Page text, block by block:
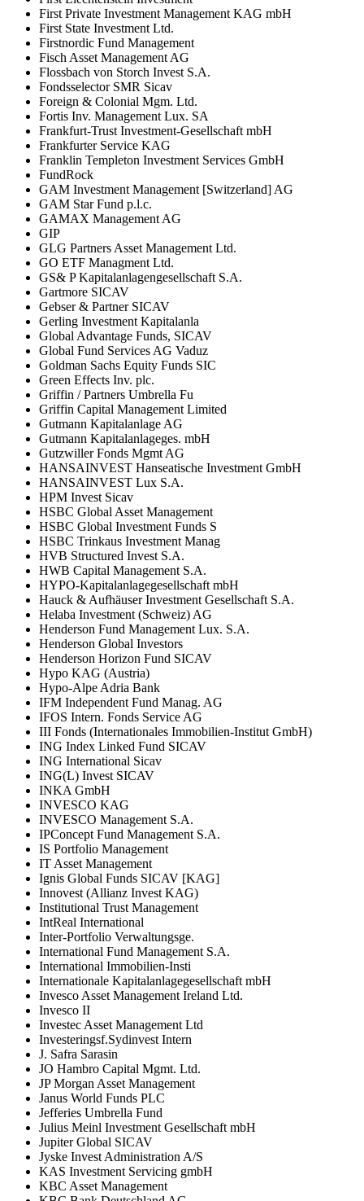
First Private Investment Management KAG mbH
First State Investment Ltd.
Firstnordic Fund Management
Fisch Asset Management AG
Flossbach von Storch Invest S.A.
Fondsselector SMR Sicav
Foreign & Colonial Mgm. Ltd.
Fortis Inv. Management Lux. SA
Frankfurt-Trust Investment-Gesellschaft mbH
Frankfurter Service KAG
Franklin Templeton Investment Services GmbH
FundRock
GAM Investment Management [Switzerland] AG
GAM Star Fund p.l.c.
GAMAX Management AG
GIP
GLG Partners Asset Management Ltd.
GO ETF Managment Ltd.
GS& P Kapitalanlagengesellschaft S.A.
Gartmore SICAV
Gebser & Partner SICAV
Gerling Investment Kapitalanla
Global Advantage Funds, SICAV
Global Fund Services AG Vaduz
Goldman Sachs Equity Funds SIC
Green Effects Inv. plc.
Griffin / Partners Umbrella Fu
Griffin Capital Management Limited
Gutmann Kapitalanlage AG
Gutmann Kapitalanlageges. mbH
Gutzwiller Fonds Mgmt AG
HANSAINVEST Hanseatische Investment GmbH
HANSAINVEST Lux S.A.
HPM Invest Sicav
HSBC Global Asset Management
HSBC Global Investment Funds S
HSBC Trinkaus Investment Manag
HVB Structured Invest S.A.
HWB Capital Management S.A.
HYPO-Kapitalanlagegesellschaft mbH
Hauck & Aufhäuser Investment Gesellschaft S.A.
Helaba Investment (Schweiz) AG
Henderson Fund Management Lux. S.A.
Henderson Global Investors
Henderson Horizon Fund SICAV
Hypo KAG (Austria)
Hypo-Alpe Adria Bank
IFM Independent Fund Manag. AG
IFOS Intern. Fonds Service AG
III Fonds (Internationales Immobilien-Institut GmbH)
ING Index Linked Fund SICAV
ING International Sicav
ING(L) Invest SICAV
INKA GmbH
INVESCO KAG
INVESCO Management S.A.
IPConcept Fund Management S.A.
IS Portfolio Management
IT Asset Management
Ignis Global Funds SICAV [KAG]
Innovest (Allianz Invest KAG)
Institutional Trust Management
IntReal International
Inter-Portfolio Verwaltungsge.
International Fund Management S.A.
International Immobilien-Insti
Internationale Kapitalanlagegesellschaft mbH
Invesco Asset Management Ireland Ltd.
Invesco II
Investec Asset Management Ltd
Investeringsf.Sydinvest Intern
J. Safra Sarasin
JO Hambro Capital Mgmt. Ltd.
JP Morgan Asset Management
Janus World Funds PLC
Jefferies Umbrella Fund
Julius Meinl Investment Gesellschaft mbH
Jupiter Global SICAV
Jyske Invest Administration A/S
KAS Investment Servicing gmbH
KBC Asset Management